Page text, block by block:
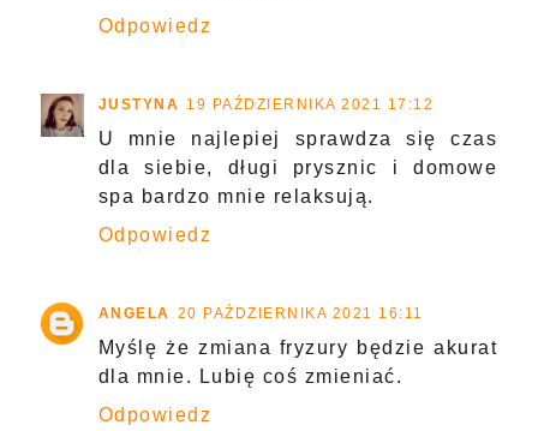
Odpowiedz
JUSTYNA 19 PAŹDZIERNIKA 2021 17:12
U mnie najlepiej sprawdza się czas
dla siebie, długi prysznic i domowe
spa bardzo mnie relaksują.
Odpowiedz
ANGELA 20 PAŹDZIERNIKA 2021 16:11
Myślę że zmiana fryzury będzie akurat
dla mnie. Lubię coś zmieniać.
Odpowiedz